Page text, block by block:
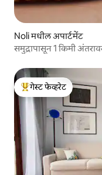
Noli मधील अपार्टमेंट
समुद्रापासून 1 किमी
टॉप गेस्ट फेव्हरेट
गेस्ट फेव्हरेट